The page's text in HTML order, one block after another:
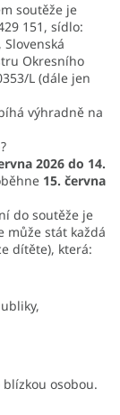
soutěže je
151, sídlo:
Okresního
L (dále jen
výhradně na
2026 do 14.
15. června
do soutěže je
může stát každá
dítěte), která:
osobou.